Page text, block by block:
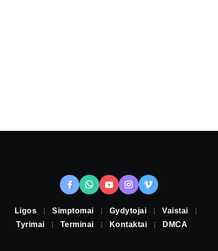
Ligos Simptomai Gydytojai
Vaistai
Tyrimai
Terminai Kontaktai DMCA